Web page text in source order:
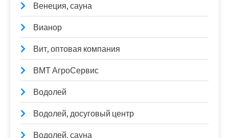
Венеция, сауна
Вианор
Вит, оптовая компания
ВМТ АгроСервис
Водолей
Водолей, досуговый центр
Водолей, сауна